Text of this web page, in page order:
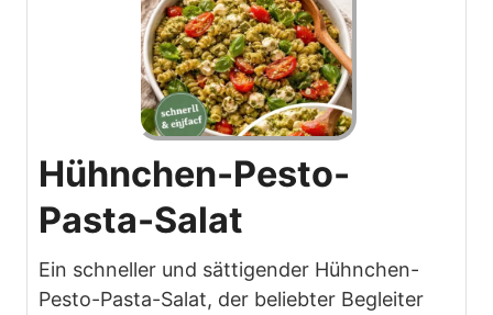
Hühnchen-Pesto-
Pasta-Salat
Ein schneller und sättigender Hühnchen-
Pesto-Pasta-Salat, der beliebter Begleiter